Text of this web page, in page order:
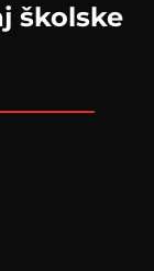
školske